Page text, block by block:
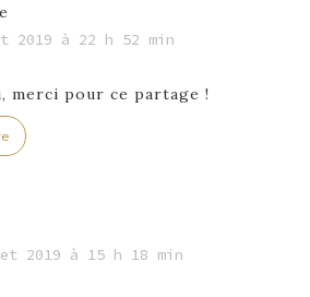
à 22 h 52 min
merci pour ce partage !
2019 à 15 h 18 min